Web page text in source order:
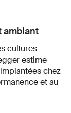
ambiant
cultures
estime
chez
et au